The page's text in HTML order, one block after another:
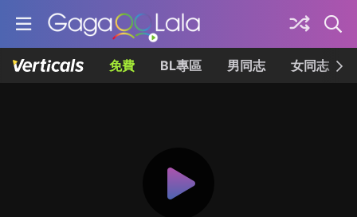
免費 BL專區 男同志 女同志